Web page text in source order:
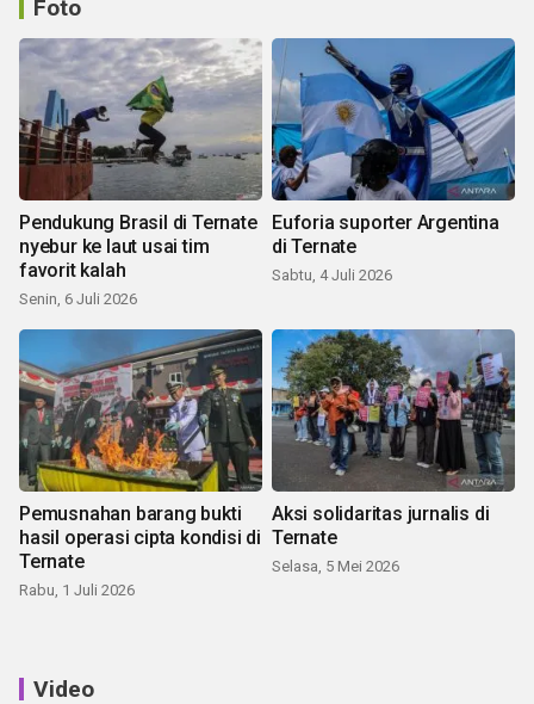
Foto
Pendukung Brasil di Ternate
nyebur ke laut usai tim
favorit kalah
Senin, 6 Juli 2026
Euforia suporter Argentina
di Ternate
Sabtu, 4 Juli 2026
Pemusnahan barang bukti
hasil operasi cipta kondisi di
Ternate
Rabu, 1 Juli 2026
Aksi solidaritas jurnalis di
Ternate
Selasa, 5 Mei 2026
Video